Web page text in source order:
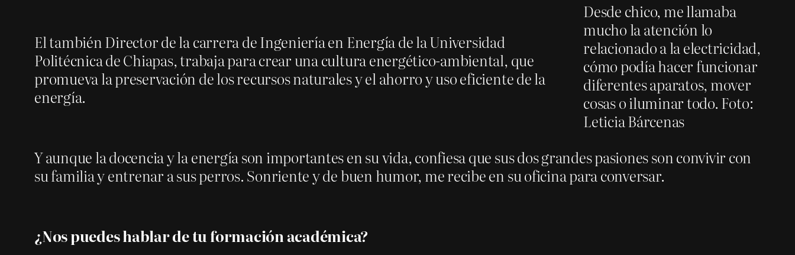
Desde chico, me llamaba
mucho la atención lo
relacionado a la electricidad,
cómo podía hacer funcionar
diferentes aparatos, mover
cosas o iluminar todo. Foto:
Leticia Bárcenas
El también Director de la carrera de Ingeniería en Energía de la Universidad
Politécnica de Chiapas, trabaja para crear una cultura energético-ambiental, que
promueva la preservación de los recursos naturales y el ahorro y uso eficiente de la
energía.
Y aunque la docencia y la energía son importantes en su vida, confiesa que sus dos grandes pasiones son convivir con
su familia y entrenar a sus perros. Sonriente y de buen humor, me recibe en su oficina para conversar.
¿Nos puedes hablar de tu formación académica?